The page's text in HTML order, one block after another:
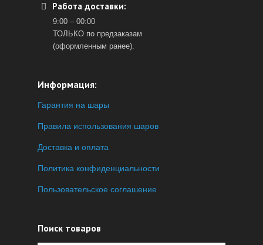
Работа доставки:
9:00 – 00:00
ТОЛЬКО по предзаказам
(оформленным ранее).
Информация:
Гарантия на шары
Правила использования шаров
Доставка и оплата
Политика конфиденциальности
Пользовательское соглашение
Поиск товаров